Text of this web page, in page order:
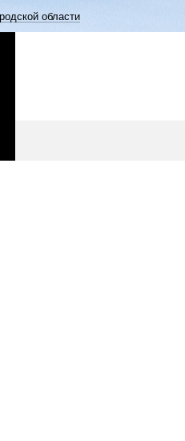
области